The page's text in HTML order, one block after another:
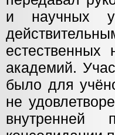
и научных
академий.
было для
не
внутренней